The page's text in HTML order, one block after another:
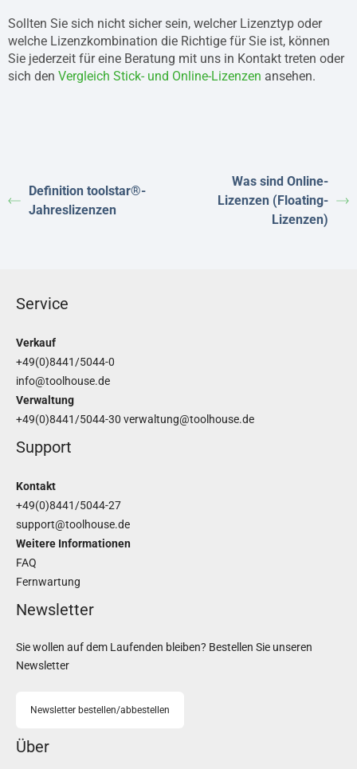
Sollten Sie sich nicht sicher sein, welcher Lizenztyp oder
welche Lizenzkombination die Richtige für Sie ist, können
Sie jederzeit für eine Beratung mit uns in Kontakt treten oder
sich den Vergleich Stick- und Online-Lizenzen ansehen.
Definition toolstar®-
Jahreslizenzen
Was sind Online-
Lizenzen (Floating-
Lizenzen)
Service
Verkauf
+49(0)8441/5044-0
info@toolhouse.de
Verwaltung
+49(0)8441/5044-30 verwaltung@toolhouse.de
Support
Kontakt
+49(0)8441/5044-27
support@toolhouse.de
Weitere Informationen
FAQ
Fernwartung
Newsletter
Sie wollen auf dem Laufenden bleiben? Bestellen Sie unseren
Newsletter
Newsletter bestellen/abbestellen
Über